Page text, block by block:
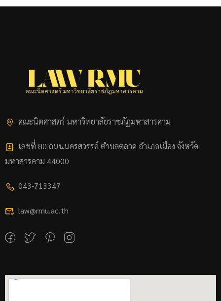
คณะนิตศาสตร์ มหาวิทยาลัยราชภัฏมหาสารคาม
เลขที่ 80 ถนนนครสวรรค์ ตำบลตลาด อำเภอเมือง จังหวัด
มหาสารคาม 44000
043-713347
law@rmu.ac.th